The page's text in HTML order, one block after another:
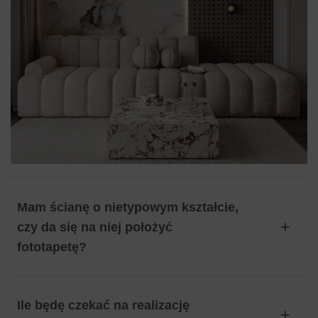
Mam ścianę o nietypowym kształcie,
czy da się na niej położyć
fototapetę?
Ile będę czekać na realizację